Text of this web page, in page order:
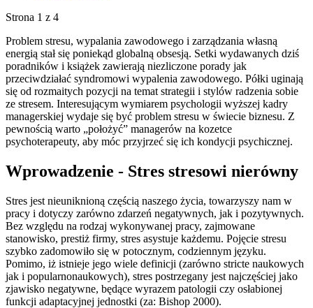
Strona 1 z 4
Problem stresu, wypalania zawodowego i zarządzania własną
energią stał się poniekąd globalną obsesją. Setki wydawanych dziś
poradników i książek zawierają niezliczone porady jak
przeciwdziałać syndromowi wypalenia zawodowego. Półki uginają
się od rozmaitych pozycji na temat strategii i stylów radzenia sobie
ze stresem. Interesującym wymiarem psychologii wyższej kadry
managerskiej wydaje się być problem stresu w świecie biznesu. Z
pewnością warto „położyć” managerów na kozetce
psychoterapeuty, aby móc przyjrzeć się ich kondycji psychicznej.
Wprowadzenie - Stres stresowi nierówny
Stres jest nieuniknioną częścią naszego życia, towarzyszy nam w
pracy i dotyczy zarówno zdarzeń negatywnych, jak i pozytywnych.
Bez względu na rodzaj wykonywanej pracy, zajmowane
stanowisko, prestiż firmy, stres asystuje każdemu. Pojęcie stresu
szybko zadomowiło się w potocznym, codziennym języku.
Pomimo, iż istnieje jego wiele definicji (zarówno stricte naukowych
jak i popularnonaukowych), stres postrzegany jest najczęściej jako
zjawisko negatywne, będące wyrazem patologii czy osłabionej
funkcji adaptacyjnej jednostki (za: Bishop 2000).